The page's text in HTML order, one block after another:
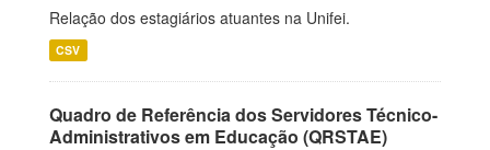
Relação dos estagiários atuantes na Unifei.
CSV
Quadro de Referência dos Servidores Técnico-
Administrativos em Educação (QRSTAE)